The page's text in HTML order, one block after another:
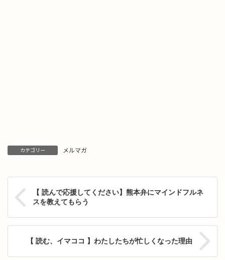
カテゴリー メルマガ
【 読んで応援してください】熊本弁にマインドフルネ
スを教えてもらう
【 読む、イマココ 】わたしたちが忙しくなった理由